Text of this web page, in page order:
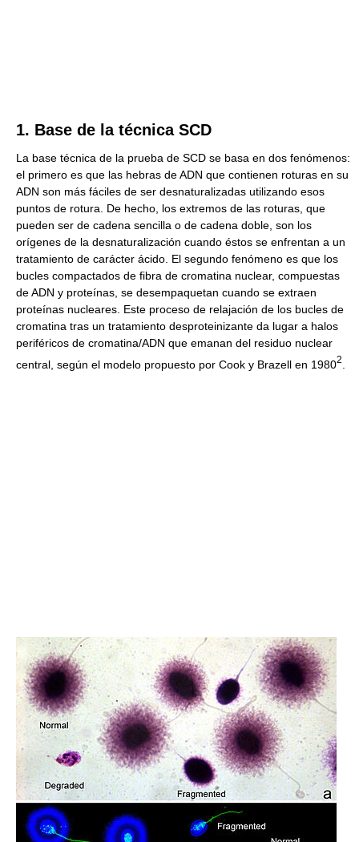
1. Base de la técnica SCD
La base técnica de la prueba de SCD se basa en dos fenómenos:
el primero es que las hebras de ADN que contienen roturas en su
ADN son más fáciles de ser desnaturalizadas utilizando esos
puntos de rotura. De hecho, los extremos de las roturas, que
pueden ser de cadena sencilla o de cadena doble, son los
orígenes de la desnaturalización cuando éstos se enfrentan a un
tratamiento de carácter ácido. El segundo fenómeno es que los
bucles compactados de fibra de cromatina nuclear, compuestas
de ADN y proteínas, se desempaquetan cuando se extraen
proteínas nucleares. Este proceso de relajación de los bucles de
cromatina tras un tratamiento desproteinizante da lugar a halos
periféricos de cromatina/ADN que emanan del residuo nuclear
central, según el modelo propuesto por Cook y Brazell en 19802